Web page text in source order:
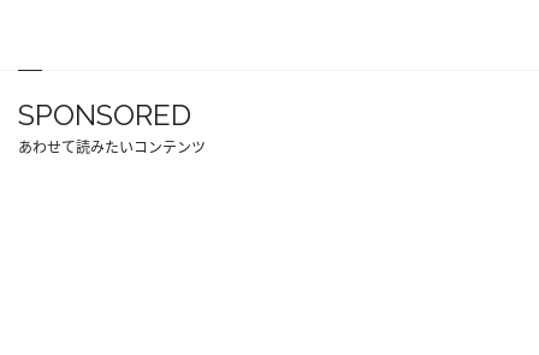
SPONSORED
あわせて読みたいコンテンツ